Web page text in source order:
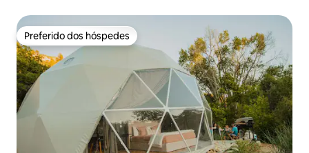
Preferido dos hóspedes
Preferido dos hóspedes